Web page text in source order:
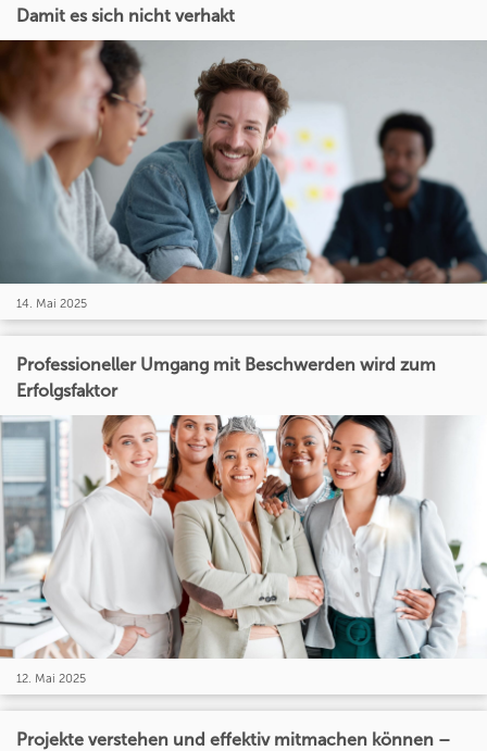
Damit es sich nicht verhakt
14. Mai 2025
Professioneller Umgang mit Beschwerden wird zum
Erfolgsfaktor
12. Mai 2025
Projekte verstehen und effektiv mitmachen können –